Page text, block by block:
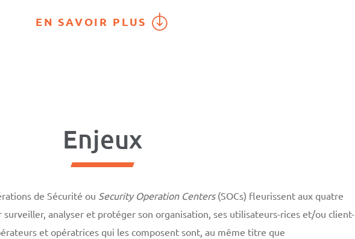
EN SAVOIR PLUS
Enjeux
de Sécurité ou Security Operation Centers(SOCs) fleurissent aux quatre
analyser et protéger son organisation, ses utilisateurs-rices et/ou client-
et opératrices qui les composent sont, au même titre que